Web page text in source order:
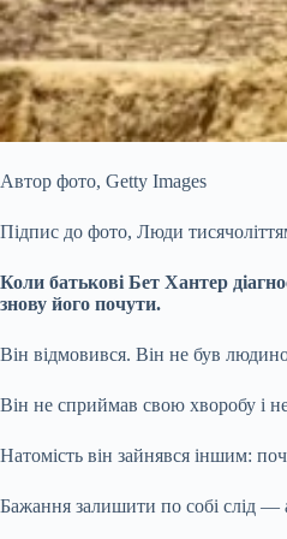
Автор фото, Getty Images
Підпис до фото, Люди
Коли батькові Бет Хантер
знову його почути.
Він відмовився. Він не був
Він не сприймав свою хворобу і
Натомість він зайнявся іншим:
Бажання залишити по собі слід —